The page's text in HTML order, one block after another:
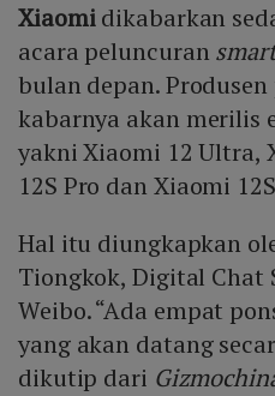
Xiaomidikabarkan
acara peluncuran
bulan depan.
kabarnya akan merilis
yakni Xiaomi 12 Ultra,
12S Pro dan Xiaomi
Hal itu diungkapkan
Tiongkok, Digital Chat
Weibo. “Ada empat
yang akan datang
dikutip dari